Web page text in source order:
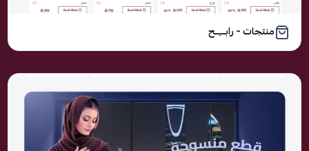
منتجات – رابـــِــح